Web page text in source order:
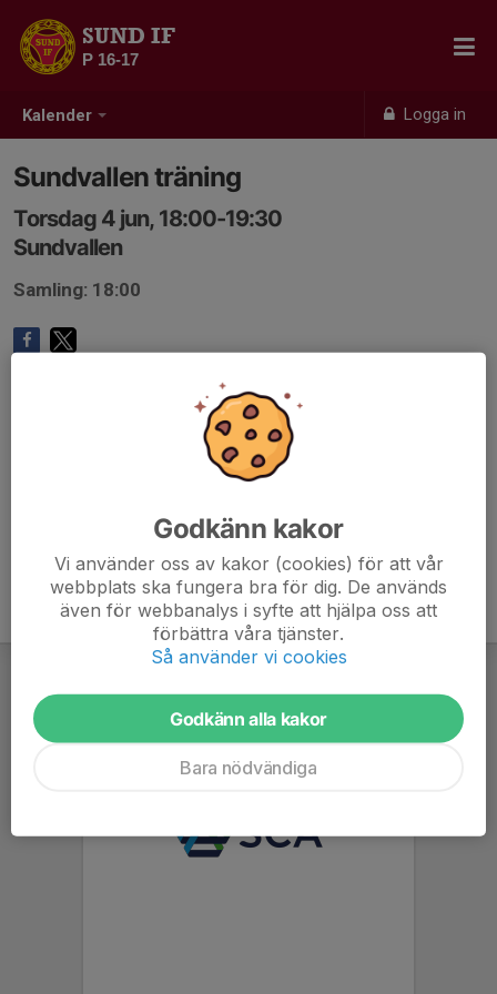
Kalender Logga in
SUND IF
P 16-17
Sundvallen träning
Torsdag 4 jun, 18:00-19:30
Sundvallen
Samling: 18:00
Godkänn kakor
Vi använder oss av kakor (cookies) för att vår
webbplats ska fungera bra för dig. De används
även för webbanalys i syfte att hjälpa oss att
förbättra våra tjänster.
Så använder vi cookies
Godkänn alla kakor
Bara nödvändiga